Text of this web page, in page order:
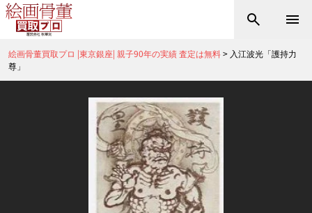
絵画骨董買取プロ |東京銀座| 親子90年の実績 査定は無料> 入江波光「護持力
尊」